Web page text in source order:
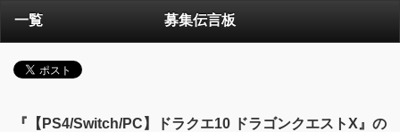
一覧 募集伝言板
『【PS4/Switch/PC】ドラクエ10 ドラゴンクエストX』の